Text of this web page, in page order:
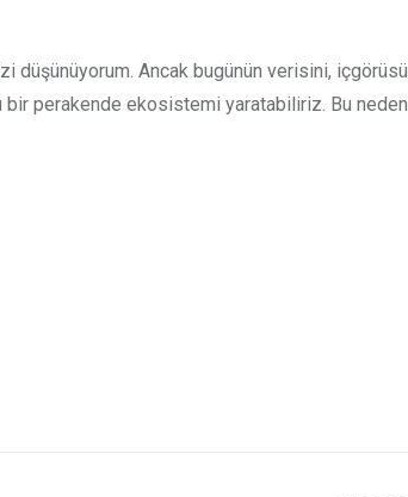
düşünüyorum. Ancak bugünün verisini,
bir perakende ekosistemi yaratabiliriz. Bu